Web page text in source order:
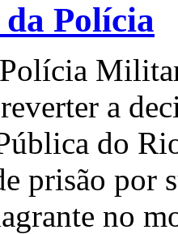
Polícia
a
do
prisão por
no